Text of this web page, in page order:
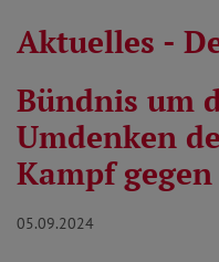
Aktuelles -
Bündnis um
Umdenken
Kampf
05.09.2024